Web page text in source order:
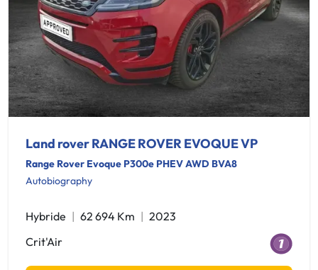
Land rover RANGE ROVER EVOQUE VP
Range Rover Evoque P300e PHEV AWD BVA8
Autobiography
Hybride 62 694 Km
2023
Crit'Air